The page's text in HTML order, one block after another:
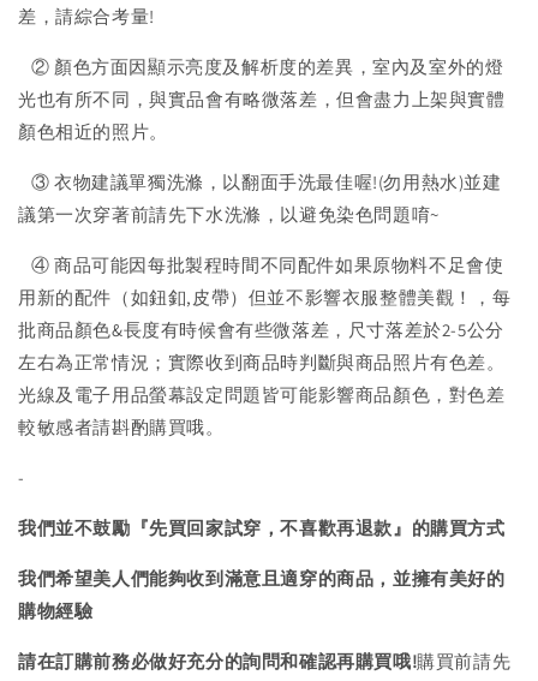
差，請綜合考量!
② 顏色方面因顯示亮度及解析度的差異，室內及室外的燈
光也有所不同，與實品會有略微落差，但會盡力上架與實體
顏色相近的照片。
③ 衣物建議單獨洗滌，以翻面手洗最佳喔!(勿用熱水)並建
議第一次穿著前請先下水洗滌，以避免染色問題唷~
④ 商品可能因每批製程時間不同配件如果原物料不足會使
用新的配件（如鈕釦,皮帶）但並不影響衣服整體美觀！，每
批商品顏色&長度有時候會有些微落差，尺寸落差於2-5公分
左右為正常情況；實際收到商品時判斷與商品照片有色差。
光線及電子用品螢幕設定問題皆可能影響商品顏色，對色差
較敏感者請斟酌購買哦。
-
我們並不鼓勵『先買回家試穿，不喜歡再退款』的購買方式
我們希望美人們能夠收到滿意且適穿的商品，並擁有美好的
購物經驗
請在訂購前務必做好充分的詢問和確認再購買哦!購買前請先